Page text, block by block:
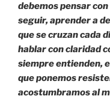
debemos pensar
seguir, aprender a
que se cruzan cada
hablar con claridad
siempre entienden,
que ponemos
acostumbramos al